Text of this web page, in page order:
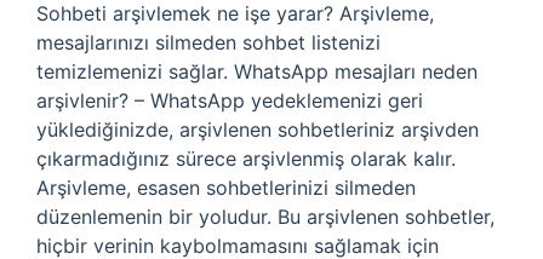
Sohbeti arşivlemek ne işe yarar? Arşivleme,
mesajlarınızı silmeden sohbet listenizi
temizlemenizi sağlar. WhatsApp mesajları neden
arşivlenir? – WhatsApp yedeklemenizi geri
yüklediğinizde, arşivlenen sohbetleriniz arşivden
çıkarmadığınız sürece arşivlenmiş olarak kalır.
Arşivleme, esasen sohbetlerinizi silmeden
düzenlemenin bir yoludur. Bu arşivlenen sohbetler,
hiçbir verinin kaybolmamasını sağlamak için